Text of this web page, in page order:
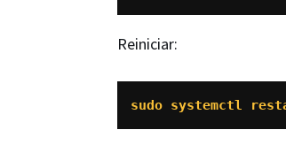
Reiniciar:
sudo systemctl